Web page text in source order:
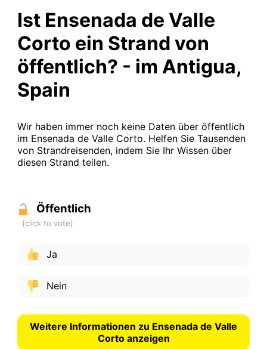
Ist Ensenada de Valle
Corto ein Strand von
öffentlich? - im Antigua,
Spain
Wir haben immer noch keine Daten über öffentlich
im Ensenada de Valle Corto. Helfen Sie Tausenden
von Strandreisenden, indem Sie Ihr Wissen über
diesen Strand teilen.
Öffentlich
Ja
Nein
Weitere Informationen zu Ensenada de Valle
Corto anzeigen